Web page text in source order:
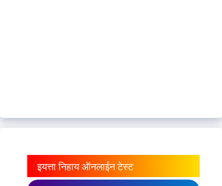
इयत्ता निहाय ऑनलाईन टेस्ट